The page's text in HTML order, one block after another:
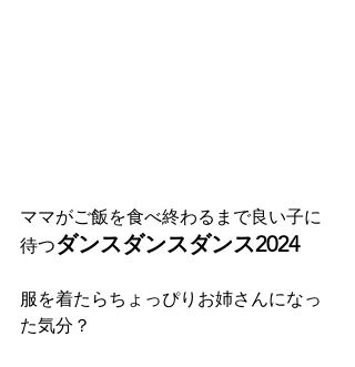
ママがご飯を食べ終わるまで良い子に
待つダンスダンスダンス2024
服を着たらちょっぴりお姉さんになっ
た気分？